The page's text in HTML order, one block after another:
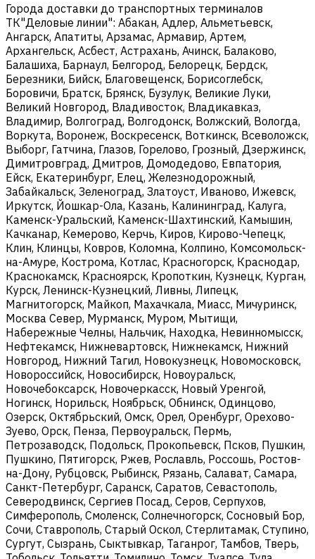
Города доставки до транспортных терминалов
ТК"Деловые линии": Абакан, Адлер, Альметьевск,
Ангарск, Апатиты, Арзамас, Армавир, Артем,
Архангельск, Асбест, Астрахань, Ачинск, Балаково,
Балашиха, Барнаул, Белгород, Белорецк, Бердск,
Березники, Бийск, Благовещенск, Борисоглебск,
Боровичи, Братск, Брянск, Бузулук, Великие Луки,
Великий Новгород, Владивосток, Владикавказ,
Владимир, Волгоград, Волгодонск, Волжский, Вологда,
Воркута, Воронеж, Воскресенск, Воткинск, Всеволожск,
Выборг, Гатчина, Глазов, Горелово, Грозный, Дзержинск,
Димитровград, Дмитров, Домодедово, Евпатория,
Ейск, Екатеринбург, Елец, Железнодорожный,
Забайкальск, Зеленоград, Златоуст, Иваново, Ижевск,
Иркутск, Йошкар-Ола, Казань, Калининград, Калуга,
Каменск-Уральский, Каменск-Шахтинский, Камышин,
Качканар, Кемерово, Керчь, Киров, Кирово-Чепецк,
Клин, Клинцы, Ковров, Коломна, Колпино, Комсомольск-
на-Амуре, Кострома, Котлас, Красногорск, Краснодар,
Краснокамск, Красноярск, Кропоткин, Кузнецк, Курган,
Курск, Ленинск-Кузнецкий, Ливны, Липецк,
Магнитогорск, Майкоп, Махачкала, Миасс, Мичуринск,
Москва Север, Мурманск, Муром, Мытищи,
Набережные Челны, Нальчик, Находка, Невинномысск,
Нефтекамск, Нижневартовск, Нижнекамск, Нижний
Новгород, Нижний Тагил, Новокузнецк, Новомосковск,
Новороссийск, Новосибирск, Новоуральск,
Новочебоксарск, Новочеркасск, Новый Уренгой,
Ногинск, Норильск, Ноябрьск, Обнинск, Одинцово,
Озерск, Октябрьский, Омск, Орел, Оренбург, Орехово-
Зуево, Орск, Пенза, Первоуральск, Пермь,
Петрозаводск, Подольск, Прокопьевск, Псков, Пушкин,
Пушкино, Пятигорск, Ржев, Рославль, Россошь, Ростов-
на-Дону, Рубцовск, Рыбинск, Рязань, Салават, Самара,
Санкт-Петербург, Саранск, Саратов, Севастополь,
Северодвинск, Сергиев Посад, Серов, Серпухов,
Симферополь, Смоленск, Солнечногорск, Сосновый Бор,
Сочи, Ставрополь, Старый Оскол, Стерлитамак, Ступино,
Сургут, Сызрань, Сыктывкар, Таганрог, Тамбов, Тверь,